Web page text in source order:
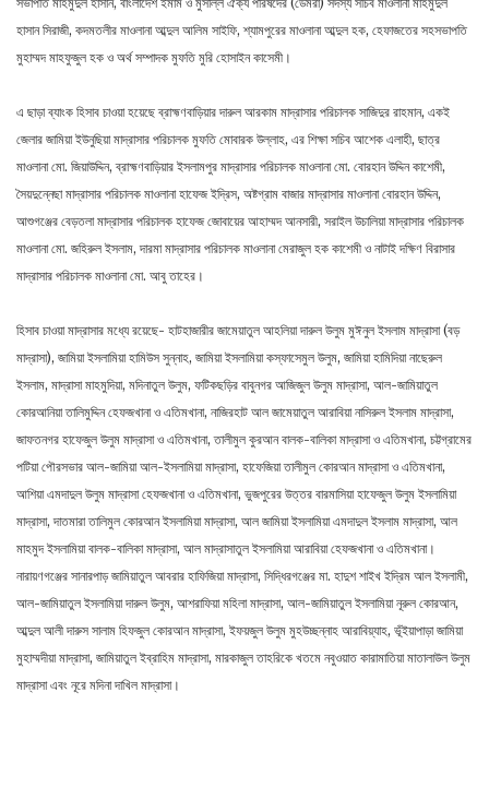
হাসান সিরাজী, কদমতলীর মাওলানা আব্দুল আলিম সাইফি, শ্যামপুরের মাওলানা আব্দুল হক, হেফাজতের সহসভাপতি
মুহাম্মদ মাহফুজুল হক ও অর্থ সম্পাদক মুফতি মুরি হোসাইন কাসেমী।
এ ছাড়া ব্যাংক হিসাব চাওয়া হয়েছে ব্রাহ্মণবাড়িয়ার দারুল আরকাম মাদ্রাসার পরিচালক সাজিদুর রাহমান, একই
জেলার জামিয়া ইউনুছিয়া মাদ্রাসার পরিচালক মুফতি মোবারক উল্লাহ, এর শিক্ষা সচিব আশেক এলাহী, ছাত্র
মাওলানা মো. জিয়াউদ্দিন, ব্রাহ্মণবাড়িয়ার ইসলামপুর মাদ্রাসার পরিচালক মাওলানা মো. বোরহান উদ্দিন কাশেমী,
সৈয়দুন্নেছা মাদ্রাসার পরিচালক মাওলানা হাফেজ ইদ্রিস, অষ্টগ্রাম বাজার মাদ্রাসার মাওলানা বোরহান উদ্দিন,
আশুগঞ্জের বেড়তলা মাদ্রাসার পরিচালক হাফেজ জোবায়ের আহাম্মদ আনসারী, সরাইল উচালিয়া মাদ্রাসার পরিচালক
মাওলানা মো. জহিরুল ইসলাম, দারমা মাদ্রাসার পরিচালক মাওলানা মেরাজুল হক কাশেমী ও নাটাই দক্ষিণ বিরাসার
মাদ্রাসার পরিচালক মাওলানা মো. আবু তাহের।
হিসাব চাওয়া মাদ্রাসার মধ্যে রয়েছে- হাটহাজারীর জামেয়াতুল আহলিয়া দারুল উলুম মুঈনুল ইসলাম মাদ্রাসা (বড়
মাদ্রাসা), জামিয়া ইসলামিয়া হামিউস সুন্নাহ, জামিয়া ইসলামিয়া কস্ফাসেমুল উলুম, জামিয়া হামিদিয়া নাছেরুল
ইসলাম, মাদ্রাসা মাহমুদিয়া, মদিনাতুল উলুম, ফটিকছড়ির বাবুনগর আজিজুল উলুম মাদ্রাসা, আল-জামিয়াতুল
কোরআনিয়া তালিমুদ্দিন হেফজখানা ও এতিমখানা, নাজিরহাট আল জামেয়াতুল আরাবিয়া নাসিরুল ইসলাম মাদ্রাসা,
জাফতনগর হাফেজুল উলুম মাদ্রাসা ও এতিমখানা, তালীমুল কুরআন বালক-বালিকা মাদ্রাসা ও এতিমখানা, চট্টগ্রামের
পটিয়া পৌরসভার আল-জামিয়া আল-ইসলামিয়া মাদ্রাসা, হাফেজিয়া তালীমুল কোরআন মাদ্রাসা ও এতিমখানা,
আশিয়া এমদাদুল উলুম মাদ্রাসা হেফজখানা ও এতিমখানা, ভুজপুরের উত্তর বারমাসিয়া হাফেজুল উলুম ইসলামিয়া
মাদ্রাসা, দাতমারা তালিমুল কোরআন ইসলামিয়া মাদ্রাসা, আল জামিয়া ইসলামিয়া এমদাদুল ইসলাম মাদ্রাসা, আল
মাহমুদ ইসলামিয়া বালক-বালিকা মাদ্রাসা, আল মাদ্রাসাতুল ইসলামিয়া আরাবিয়া হেফজখানা ও এতিমখানা।
নারায়ণগঞ্জের সানারপাড় জামিয়াতুল আবরার হাফিজিয়া মাদ্রাসা, সিদ্ধিরগঞ্জের মা. হাদুশ শাইখ ইদ্রিম আল ইসলামী,
আল-জামিয়াতুল ইসলামিয়া দারুল উলুম, আশরাফিয়া মহিলা মাদ্রাসা, আল-জামিয়াতুল ইসলামিয়া নূরুল কোরআন,
আব্দুল আলী দারুস সালাম হিফজুল কোরআন মাদ্রাসা, ইফয়জুল উলুম মুহউচ্ছন্নাহ আরাবিয়্যাহ, ভূঁইয়াপাড়া জামিয়া
মুহাম্মদীয়া মাদ্রাসা, জামিয়াতুল ইব্রাহিম মাদ্রাসা, মারকাজুল তাহরিকে খতমে নবুওয়াত কারামাতিয়া মাতালাউল উলুম
মাদ্রাসা এবং নূরে মদিনা দাখিল মাদ্রাসা।